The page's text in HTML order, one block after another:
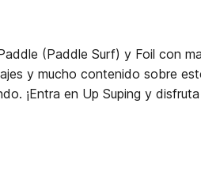
(Paddle Surf) y Foil con
y mucho contenido sobre
¡Entra en Up Suping y